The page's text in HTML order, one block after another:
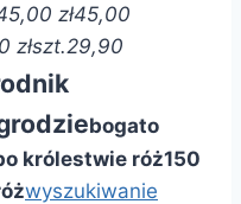
zł45,00
złszt.29,90
bogato
królestwie róż150
wyszukiwanie